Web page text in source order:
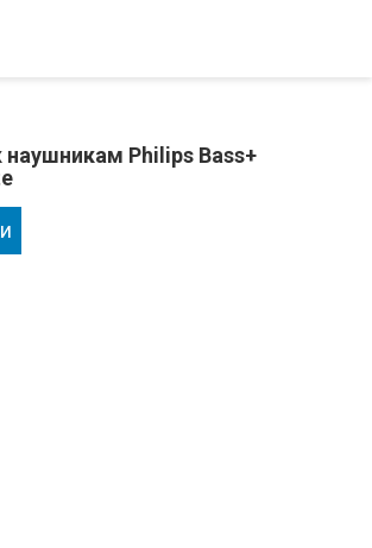
наушникам Philips Bass+